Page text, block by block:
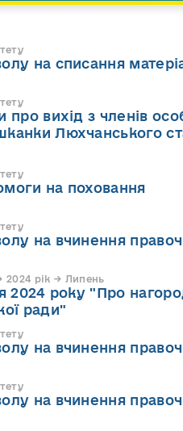
на списання
про вихід з членів
Люхчанського
на поховання
на вчинення
2024 рік → Липень
2024 року "Про
ради"
на вчинення
на вчинення